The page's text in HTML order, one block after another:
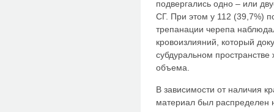
подвергались одно – или
СГ. При этом у 112 (39,7%)
трепанации черепа
кровоизлияний, который
субдуральном пространстве
объема.
В зависимости от наличия
материал был распределен